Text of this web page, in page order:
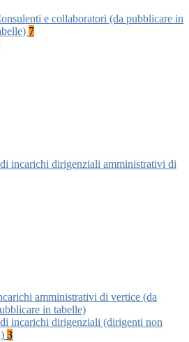
e collaboratori (da pubblicare in
7
incarichi dirigenziali amministrativi di
amministrativi di vertice (da
in tabelle)
incarichi dirigenziali (dirigenti non
3